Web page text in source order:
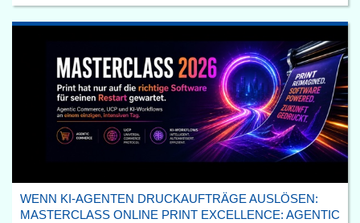
WENN KI-AGENTEN DRUCKAUFTRÄGE AUSLÖSEN:
MASTERCLASS ONLINE PRINT EXCELLENCE: AGENTIC